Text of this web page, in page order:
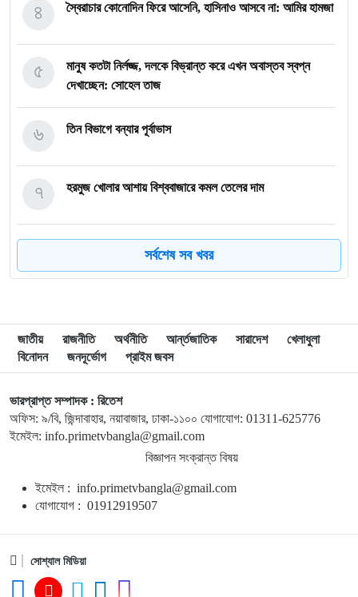
স্বৈরাচার কোনোদিন ফিরে আসেনি, হাসিনাও আসবে না: আমির হামজা
৪
মানুষ কতটা নির্লজ্জ, দলকে বিভ্রান্ত করে এখন অবাস্তব স্বপ্ন
দেখাচ্ছেন: সোহেল তাজ
৫
তিন বিভাগে বন্যার পূর্বাভাস
৬
হরমুজ খোলার আশায় বিশ্ববাজারে কমল তেলের দাম
৭
মোদি এখন দুর্বল, এবার বড় আন্দোলনের সতর্কবার্তা দিলেন সোনাম
দেশে স্বর্ণের দামে বড় লাফ
১০
রাজধানীতে জামাতার ছুরিকাঘাতে মা-মেয়ে নিহত
১১
ভয়াবহ দাবানলে সস্ত্রীক ফ্রান্স ছাড়লেন জর্জ ক্লুনি
১২
জেনারেলের
সর্বশেষ সব খবর
জাতীয় রাজনীতি অর্থনীতি আর্ন্তজাতিক সারাদেশ
খেলাধুলা
বিনোদন
জনদূর্ভোগ প্রাইম জবস
ভারপ্রাপ্ত সম্পাদক : রিতেশ
অফিস: ৯/বি, জিন্দাবাহার, নয়াবাজার, ঢাকা-১১০০ যোগাযোগ: 01311-625776
ইমেইল: info.primetvbangla@gmail.com
বিজ্ঞাপন সংক্রান্ত বিষয়
ইমেইল : info.primetvbangla@gmail.com
যোগাযোগ : 01912919507
সোশ্যাল মিডিয়া